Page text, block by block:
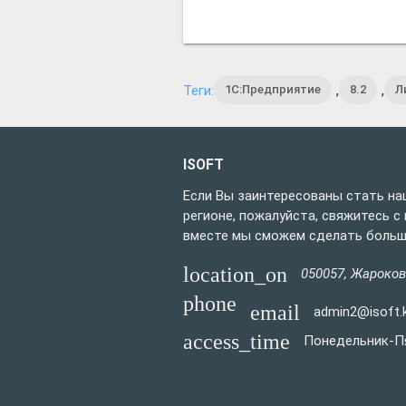
Теги: 1С:Предприятие , 8.2 ,
ISOFT
Если Вы заинтересованы стать
регионе, пожалуйста, свяжитесь
вместе мы сможем сделать
location_on 050057,
phone email
access_time Понедельник-